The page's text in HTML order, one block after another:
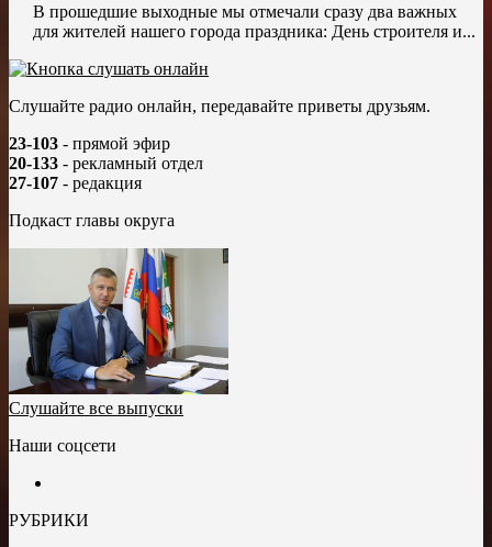
В прошедшие выходные мы отмечали сразу два важных
для жителей нашего города праздника: День строителя и...
Слушайте радио онлайн, передавайте приветы друзьям.
23-103 - прямой эфир
20-133 - рекламный отдел
27-107 - редакция
Подкаст главы округа
Слушайте все выпуски
Наши соцсети
РУБРИКИ